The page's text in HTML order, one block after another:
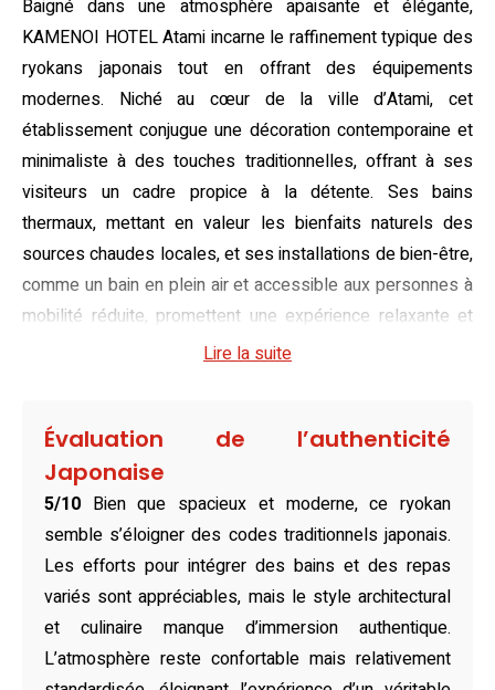
Baigné dans une atmosphère apaisante et élégante,
KAMENOI HOTEL Atami incarne le raffinement typique des
ryokans japonais tout en offrant des équipements
modernes. Niché au cœur de la ville d’Atami, cet
établissement conjugue une décoration contemporaine et
minimaliste à des touches traditionnelles, offrant à ses
visiteurs un cadre propice à la détente. Ses bains
thermaux, mettant en valeur les bienfaits naturels des
sources chaudes locales, et ses installations de bien-être,
comme un bain en plein air et accessible aux personnes à
mobilité réduite, promettent une expérience relaxante et
régénérante pour tous les visiteurs.
chambres du KAMENOI HOTEL Atami se déclinent en
diverses configurations, allant des options classiques au
style occidental aux suites japonaises traditionnelles
dotées de futons. Certaines unités jouissent d’un balcon
ou d’une vue imprenable sur l’océan, tandis que d’autres
proposent un bain en plein air privé. Chaque espace, qu’il
soit destiné aux couples, aux familles ou aux groupes
d’amis, est soigneusement aménagé pour offrir un
environnement chaleureux et accueillant.
Lire la suite
Évaluation de l’authenticité
Japonaise
5/10 Bien que spacieux et moderne, ce ryokan
semble s’éloigner des codes traditionnels japonais.
Les efforts pour intégrer des bains et des repas
variés sont appréciables, mais le style architectural
et culinaire manque d’immersion authentique.
L’atmosphère reste confortable mais relativement